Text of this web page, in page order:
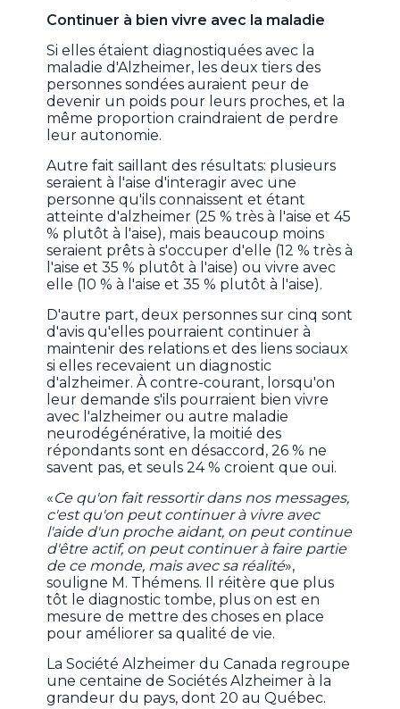
Continuer à bien vivre avec la maladie
Si elles étaient diagnostiquées avec la
maladie d'Alzheimer, les deux tiers des
personnes sondées auraient peur de
devenir un poids pour leurs proches, et la
même proportion craindraient de perdre
leur autonomie.
Autre fait saillant des résultats: plusieurs
seraient à l'aise d'interagir avec une
personne qu'ils connaissent et étant
atteinte d'alzheimer (25 % très à l'aise et 45
% plutôt à l'aise), mais beaucoup moins
seraient prêts à s'occuper d'elle (12 % très à
l'aise et 35 % plutôt à l'aise) ou vivre avec
elle (10 % à l'aise et 35 % plutôt à l'aise).
D'autre part, deux personnes sur cinq sont
d'avis qu'elles pourraient continuer à
maintenir des relations et des liens sociaux
si elles recevaient un diagnostic
d'alzheimer. À contre-courant, lorsqu'on
leur demande s'ils pourraient bien vivre
avec l'alzheimer ou autre maladie
neurodégénérative, la moitié des
répondants sont en désaccord, 26 % ne
savent pas, et seuls 24 % croient que oui.
«Ce qu'on fait ressortir dans nos messages,
c'est qu'on peut continuer à vivre avec
l'aide d'un proche aidant, on peut continue
d'être actif, on peut continuer à faire partie
de ce monde, mais avec sa réalité»,
souligne M. Thémens. Il réitère que plus
tôt le diagnostic tombe, plus on est en
mesure de mettre des choses en place
pour améliorer sa qualité de vie.
La Société Alzheimer du Canada regroupe
une centaine de Sociétés Alzheimer à la
grandeur du pays, dont 20 au Québec.